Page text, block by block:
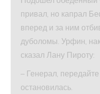
привал, но капрал
вперед и за ним
дуболомы. Урфин,
сказал Лану Пироту:
– Генерал,
остановилась.